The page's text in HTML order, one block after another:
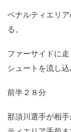
ペナルティエリ
る。
ファーサイドに
シュートを流し込
前半２８分
那須川選手が相